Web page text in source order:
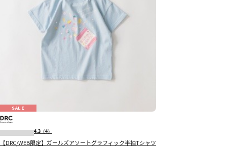
SALE
4.3 （4）
【DRC/WEB限定】ガールズアソートグラフィック半袖Tシャツ